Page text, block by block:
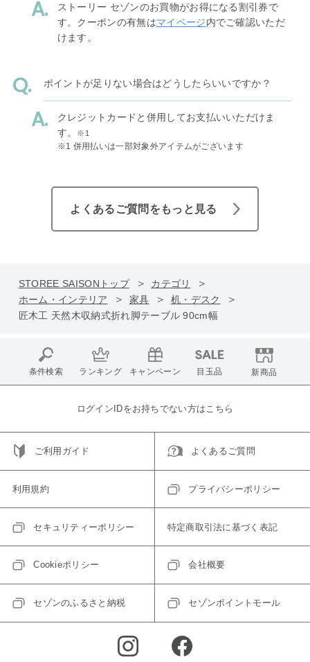
ストーリー セゾンのお買物がお得になる割引券で
す。クーポンの有無はマイページ内でご確認いただ
けます。
ポイントが足りない場合はどうしたらいいですか？
クレジットカードと併用してお支払いいただけま
す。
※1
※1 併用払いは一部対象外アイテムがございます
よくあるご質問をもっと見る
STOREE SAISONトップ
カテゴリ
ホーム・インテリア
家具
机・デスク
匠木工 天然木収納式折れ脚テーブル 90cm幅
条件検索 ランキング キャンペーン 目玉品 新商品
ログインIDをお持ちでない方はこちら
ご利用ガイド よくあるご質問
利用規約 プライバシーポリシー
セキュリティーポリシー 特定商取引法に基づく表記
Cookieポリシー 会社概要
セゾンのふるさと納税 セゾンポイントモール